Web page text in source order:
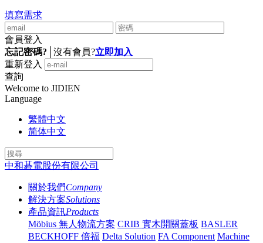
填寫需求
會員登入
忘記密碼?
沒有會員?立即加入
重新登入
查詢
Welcome to JIDIEN
Language
繁體中文
简体中文
中和碁電股份有限公司
關於我們Company
解決方案Solutions
產品資訊Products
Möbius 無人物流方案 CRIB 實木開關蓋板 BASLER
BECKHOFF 倍福 Delta Solution FA Component Machine